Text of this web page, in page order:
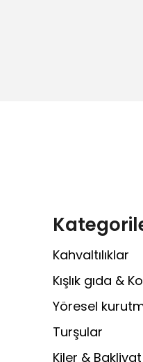
Kahvaltılıklar
Kışlık gıda &
Yöresel
Turşular
Kiler & Bakliyat